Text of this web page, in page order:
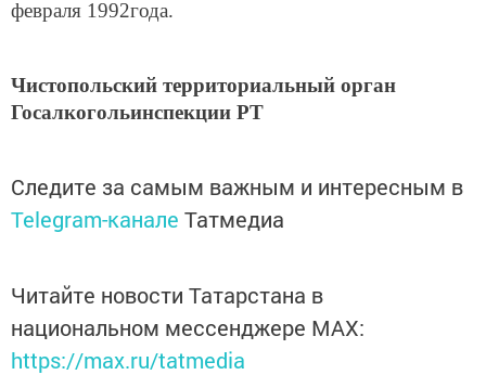
февраля 1992года.
Чистопольский территориальный орган
Госалкогольинспекции РТ
Следите за самым важным и интересным в
Telegram-канале Татмедиа
Читайте новости Татарстана в
национальном мессенджере MАХ:
https://max.ru/tatmedia